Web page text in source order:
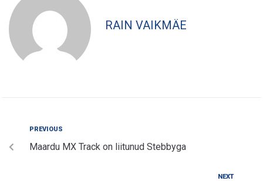
RAIN VAIKMÄE
PREVIOUS
Maardu MX Track on liitunud Stebbyga
NEXT